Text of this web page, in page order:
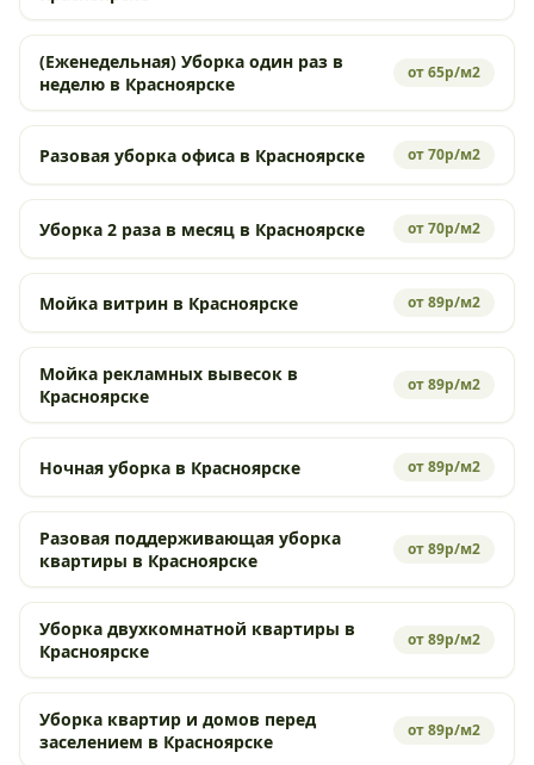
(Еженедельная) Уборка один раз в
неделю в Красноярске
от 65р/м2
Разовая уборка офиса в Красноярске от 70р/м2
Уборка 2 раза в месяц в Красноярске от 70р/м2
Мойка витрин в Красноярске от 89р/м2
Мойка рекламных вывесок в
Красноярске
от 89р/м2
Ночная уборка в Красноярске от 89р/м2
Разовая поддерживающая уборка
квартиры в Красноярске
от 89р/м2
Уборка двухкомнатной квартиры в
Красноярске
от 89р/м2
Уборка квартир и домов перед
заселением в Красноярске
от 89р/м2